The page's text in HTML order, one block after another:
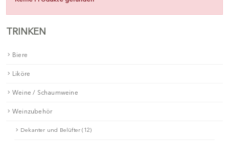
TRINKEN
Biere
Liköre
Weine / Schaumweine
Weinzubehör
Dekanter und Belüfter (12)